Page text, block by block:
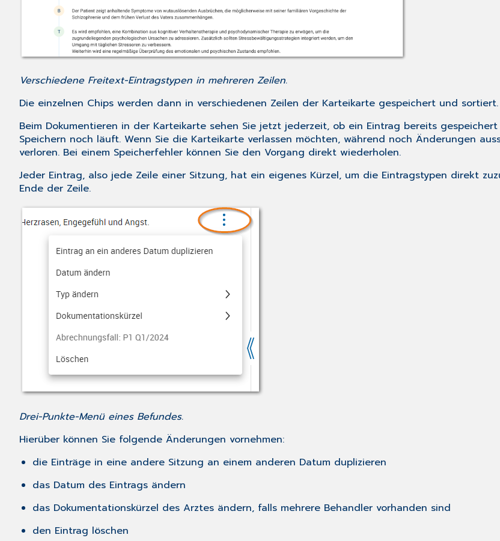
Verschiedene Freitext-Eintragstypen in mehreren Zeilen.
Die einzelnen Chips werden dann in verschiedenen Zeilen der Karteikarte gespeichert und sortiert.
Beim Dokumentieren in der Karteikarte sehen Sie jetzt jederzeit, ob ein Eintrag bereits
Speichern noch läuft. Wenn Sie die Karteikarte verlassen möchten, während noch Änderungen
verloren. Bei einem Speicherfehler können Sie den Vorgang direkt wiederholen.
Jeder Eintrag, also jede Zeile einer Sitzung, hat ein eigenes Kürzel, um die Eintragstypen direkt
Ende der Zeile.
Drei-Punkte-Menü eines Befundes.
Hierüber können Sie folgende Änderungen vornehmen:
die Einträge in eine andere Sitzung an einem anderen Datum duplizieren
das Datum des Eintrags ändern
das Dokumentationskürzel des Arztes ändern, falls mehrere Behandler vorhanden sind
den Eintrag löschen